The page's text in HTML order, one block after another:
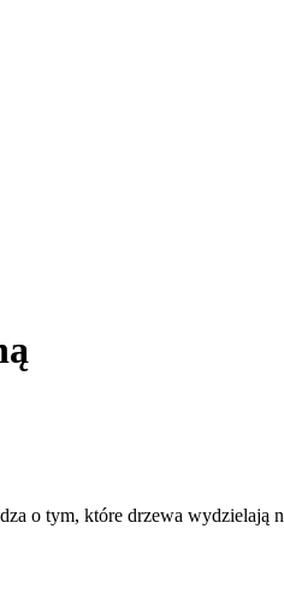
o tym, które drzewa